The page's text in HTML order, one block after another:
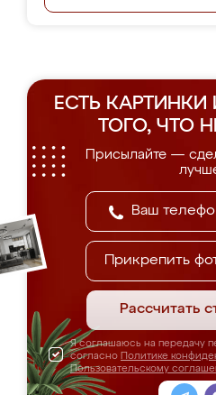
ЕСТЬ
ТОГО, ЧТО
Присылайте —
Прикрепить
Рассчитать
Я соглашаюсь на передачу
согласно Политике
Пользовательскому